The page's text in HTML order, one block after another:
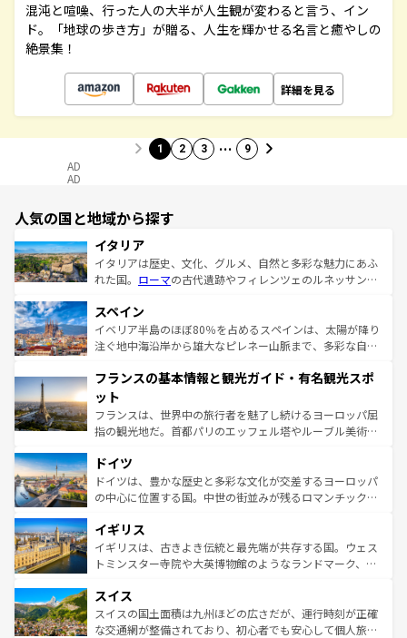
混沌と喧噪、行った人の大半が人生観が変わると言う、イン
ド。「地球の歩き方」が贈る、人生を輝かせる名言と癒やしの
絶景集！
詳細を見る
1 2 3 … 9
AD
AD
人気の国と地域から探す
イタリア
イタリアは歴史、文化、グルメ、自然と多彩な魅力にあふ
れた国。 ローマの古代遺跡やフィレンツェのルネッサンス
ろん、トスカーナの美しい田園風景やアマルフィ海岸の絶
景など、自然景観も見逃せない。観光の合間には、本場の
ピザやパスタなど、絶品のイタリア料理を堪能することも
ませてくれるイタリアで、忘れられない旅をしてみよう！
なお、新着のイタリア情報は
しい。
スペイン
イベリア半島のほぼ80％を占めるスペインは、太陽が降り
注ぐ地中海沿岸から雄大なピレネー山脈まで、多彩な自然
文化が根付くこの国では、情熱的なフラメンコ、熱気あふ
れる闘牛、そして美味しいタパスが生活の一部となってい
る。首都マドリードの洗練された雰囲気や、バルセロナの
アートに溢れた街角から、地方では古代ローマ遺跡や中世
せる。地方によって風土や気候が異なるスペインはその個
性で訪れる人を魅了する。 なお、新着のスペイン情報は コ
ンテンツ一覧を参照してほしい。
フランスの基本情報と観光ガイド・有名観光スポ
ット
フランスは、世界中の旅行者を魅了し続けるヨーロッパ屈
指の観光地だ。首都パリのエッフェル塔やルーブル美術館
で、幅広い魅力が詰まっている。華麗な宮殿、歴史的な大
聖堂、美しいビーチ、そして豊かな自然が、訪れる者を心
から魅了する。また、フランスは美食の国としても知ら
いる。シャンパンの発祥地であるランス、プロヴァンスの
香り高いラベンダー畑など、多彩な楽しみ方が可能だ。さ
らに、パリ以外の地域にも魅力が溢れており、どの街角に
れる地方に足を運ぶとそれぞれで全く異なる文化を体験で
きるだろう。 なお、新着のフランス情報はコンテンツ一覧
を参照してほしい。
ドイツ
ドイツは、豊かな歴史と多彩な文化が交差するヨーロッパ
の中心に位置する国。中世の街並みが残るロマンチック街
顔を持つこの国は、どこを歩いても飽きることがない。ベ
ルリンの文化的活気、バイエルン州のアルプスの絶景、そ
してライン川沿いのワイン畑といった風景は必見。ビール
は、お酒好きな人にはぜひ体験してほしい。 なお、新着の
ドイツ情報はコンテンツ一覧を参照してほしい。
イギリス
イギリスは、古きよき伝統と最先端が共存する国。ウェス
トミンスター寺院や大英博物館のようなランドマーク、歴
リアごとに異なる魅力がある。また、優雅なアフタヌーン
ティー、ビール好きにはたまらない英国パブ、サッカー観
戦など、本場だからこそできる体験も豊富。イギリスを旅
スイス
スイスの国土面積は九州ほどの広さだが、運行時刻が正確
な交通網が整備されており、初心者でも安心して個人旅行